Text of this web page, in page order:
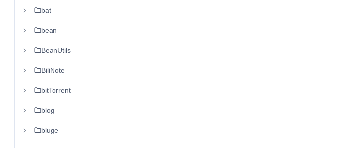
bat
bean
BeanUtils
BiliNote
bitTorrent
blog
bluge